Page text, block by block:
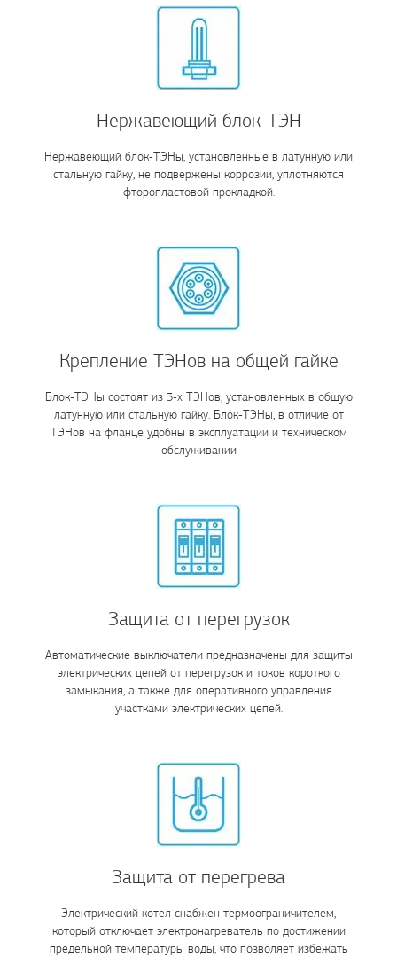
Нержавеющий блок-ТЭН
Нержавеющий блок-ТЭНы, установленные в латунную или
стальную гайку, не подвержены коррозии, уплотняются
фторопластовой прокладкой.
Крепление ТЭНов на общей гайке
Блок-ТЭНы состоят из 3-х ТЭНов, установленных в общую
латунную или стальную гайку. Блок-ТЭНы, в отличие от
ТЭНов на фланце удобны в эксплуатации и техническом
обслуживании
Защита от перегрузок
Автоматические выключатели предназначены для защиты
электрических цепей от перегрузок и токов короткого
замыкания, а также для оперативного управления
участками электрических цепей.
Защита от перегрева
Электрический котел снабжен термоограничителем,
который отключает электронагреватель по достижении
предельной температуры воды, что позволяет избежать